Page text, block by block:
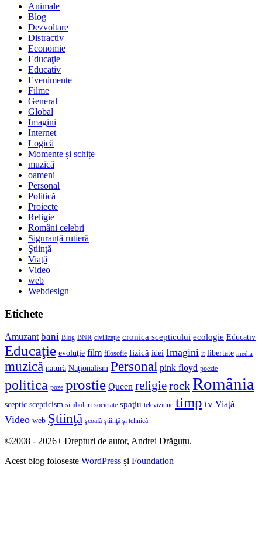
Animale
Blog
Dezvoltare
Distractiv
Economie
Educaţie
Educativ
Evenimente
Filme
General
Global
Imagini
Internet
Logică
Momente și schițe
muzică
oameni
Personal
Politică
Proiecte
Religie
Români celebri
Siguranță rutieră
Ştiinţă
Viaţă
Video
web
Webdesign
Etichete
Amuzant bani Blog BNR civilizaţie cronica scepticului ecologie Educativ
Educaţie evoluţie film filosofie fizică idei Imagini it libertate media
muzică natură Naţionalism Personal pink floyd poezie
politica poze prostie Queen religierockRomânia
sceptic scepticism simboluri societate spaţiu televiziune timp tv Viaţă
Video web Ştiinţă şcoală ştiinţă şi tehnică
©2008 - 2026+ Drepturi de autor, Andrei Drăguțu.
Acest blog folosește WordPress și Foundation